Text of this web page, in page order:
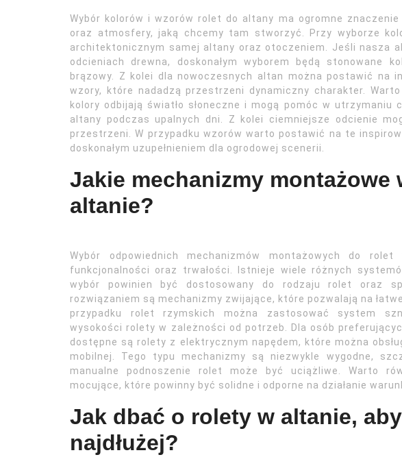
Wybór kolorów i wzorów rolet do altany ma ogromne
oraz atmosfery, jaką chcemy tam stworzyć. Przy wyborze
architektonicznym samej altany oraz otoczeniem. Jeśli nasza
odcieniach drewna, doskonałym wyborem będą stonowane
brązowy. Z kolei dla nowoczesnych altan można postawić na
wzory, które nadadzą przestrzeni dynamiczny charakter.
kolory odbijają światło słoneczne i mogą pomóc w utrzymaniu
altany podczas upalnych dni. Z kolei ciemniejsze odcienie
przestrzeni. W przypadku wzorów warto postawić na te
doskonałym uzupełnieniem dla ogrodowej scenerii.
Jakie mechanizmy montażowe
altanie?
Wybór odpowiednich mechanizmów montażowych do
funkcjonalności oraz trwałości. Istnieje wiele różnych
wybór powinien być dostosowany do rodzaju rolet oraz
rozwiązaniem są mechanizmy zwijające, które pozwalają na
przypadku rolet rzymskich można zastosować system
wysokości rolety w zależności od potrzeb. Dla osób
dostępne są rolety z elektrycznym napędem, które można
mobilnej. Tego typu mechanizmy są niezwykle wygodne,
manualne podnoszenie rolet może być uciążliwe. Warto
mocujące, które powinny być solidne i odporne na działanie
Jak dbać o rolety w altanie, aby
najdłużej?